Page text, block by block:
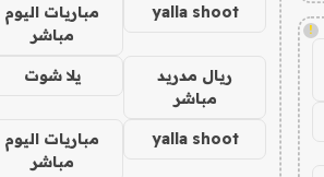
!
yalla shoot
مباريات اليوم
مباشر
ريال مدريد
مباشر
يلا شوت
yalla shoot
مباريات اليوم
مباشر